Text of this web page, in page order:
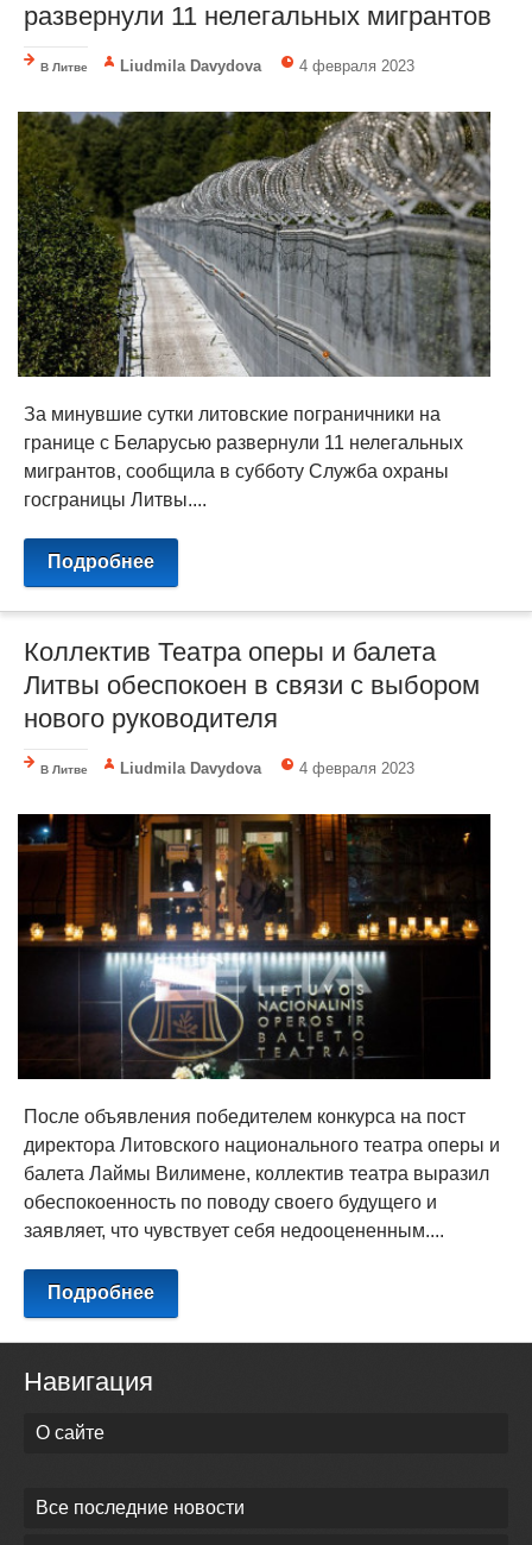
развернули 11 нелегальных мигрантов
В Литве Liudmila Davydova 4 февраля 2023
За минувшие сутки литовские пограничники на
границе с Беларусью развернули 11 нелегальных
мигрантов, сообщила в субботу Служба охраны
госграницы Литвы....
Подробнее
Коллектив Театра оперы и балета
Литвы обеспокоен в связи с выбором
нового руководителя
В Литве Liudmila Davydova 4 февраля 2023
После объявления победителем конкурса на пост
директора Литовского национального театра оперы и
балета Лаймы Вилимене, коллектив театра выразил
обеспокоенность по поводу своего будущего и
заявляет, что чувствует себя недооцененным....
Подробнее
Навигация
О сайте
Все последние новости